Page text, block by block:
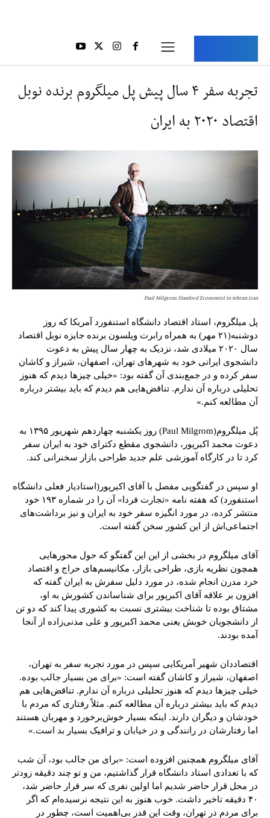
تجربه سفر ۴ سال پیش پل میلگروم برنده نوبل
اقتصاد ۲۰۲۰ به ایران
Paul Milgrom Stanford Economist in tehran iran
پل میلگروم، استاد اقتصاد دانشگاه استنفورد آمریکا که روز
دوشنبه(۲۱ مهر) به همراه رابرت ویلسون برنده جایزه نوبل اقتصاد
سال ۲۰۲۰ میلادی شد، نزدیک به چهار سال پیش به دعوت
دانشجوی ایرانی خود به شهرهای تهران، اصفهان، شیراز و کاشان
سفر کرده و در جمع‌بندی آن گفته بود: «خیلی چیزها دیدم که هنوز
تحلیلی درباره آن ندارم. تناقض‌هایی هم دیدم که باید بیشتر درباره
آن مطالعه کنم.»
پُل میلگروم(Paul Milgrom) روز یکشنبه چهاردهم شهریور ۱۳۹۵ به
دعوت محمد اکبر‌پور، دانشجوی مقطع دکترای خود به ایران سفر
کرد تا در کارگاه آموزشی علم جدید طراحی بازار سخنرانی کند.
او سپس در گفتگویی مفصل با آقای اکبرپور(استادیار فعلی دانشگاه
استنفورد) که هفته نامه «تجارت فردا» آن را در شماره ۱۹۳ خود
منتشر کرده، در مورد انگیزه سفر خود به ایران و نیز برداشت‌های
اجتماعی‌اش از این کشور سخن گفته است.
آقای میلگروم در بخشی از این این گفتگو که حول محورهایی
همچون نظریه بازی، طراحی بازار، مکانیسم‌های حراج و اقتصاد
خرد مدرن انجام شده، در مورد دلیل سفرش به ایران گفته که
افزون بر علاقه آقای اکبرپور برای شناساندن کشورش به او،
مشتاق بوده تا شناخت بیشتری نسبت به کشوری پیدا کند که دو تن
از دانشجویان خوبش یعنی محمد اکبرپور و علی مدنی‌زاده از آنجا
آمده بودند.
اقتصاددان شهیر آمریکایی سپس در مورد تجربه سفر به تهران،
اصفهان، شیراز و کاشان گفته است: «برای من بسیار جالب بوده.
خیلی چیزها دیدم که هنوز تحلیلی درباره آن ندارم. تناقض‌هایی هم
دیدم که باید بیشتر درباره آن مطالعه کنم. مثلاً رفتاری که مردم با
خودشان و دیگران دارند. اینکه بسیار خوش‌برخورد و مهربان هستند
اما رفتارشان در رانندگی و در خیابان و ترافیک بسیار بد است.»
آقای میلگروم همچنین افزوده است: «برای من جالب بود، آن شب
که با تعدادی استاد دانشگاه قرار گذاشتیم، من و تو چند دقیقه زودتر
در محل قرار حاضر شدیم اما اولین نفری که سر قرار حاضر شد،
۴۰ دقیقه تاخیر داشت. خوب هنوز به این نتیجه نرسیده‌ام که اگر
برای مردم در تهران، وقت این قدر بی‌اهمیت است، چطور در